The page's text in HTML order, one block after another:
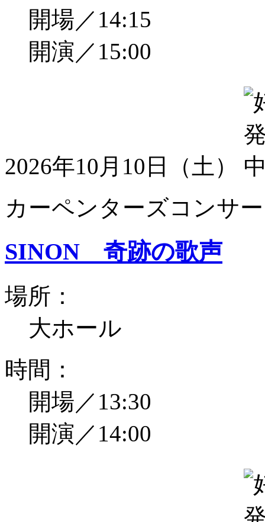
開場／14:15
開演／15:00
2026年10月10日（土）
カーペンターズコンサ
SINON 奇跡の歌声
場所：
大ホール
時間：
開場／13:30
開演／14:00